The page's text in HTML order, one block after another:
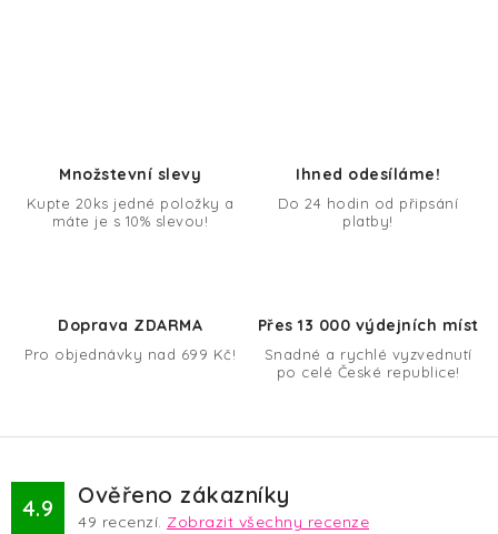
v
p
Množstevní slevy
Kupte 20ks jedné položky a
máte je s 10% slevou!
Ihned odesíláme!
Do 24 hodin od připsání
platby!
Doprava ZDARMA
Pro objednávky nad 699 Kč!
Přes 13 000 výdejních míst
Snadné a rychlé vyzvednutí
po celé České republice!
4.9 Ověřeno zákazníky
49 recenzí. Zobrazit všechny recenze